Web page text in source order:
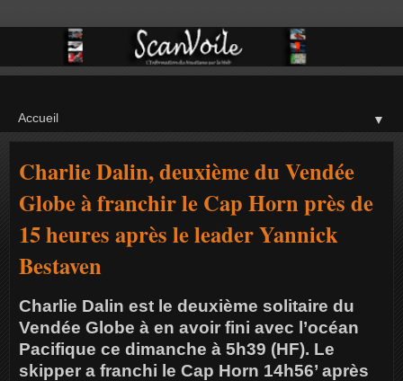
▼
Charlie Dalin, deuxième du Vendée
Globe à franchir le Cap Horn près de
15 heures après le leader Yannick
Bestaven
Charlie Dalin est le deuxième solitaire du
Vendée Globe à en avoir fini avec l’océan
Pacifique ce dimanche à 5h39 (HF). Le
skipper a franchi le Cap Horn 14h56’ après